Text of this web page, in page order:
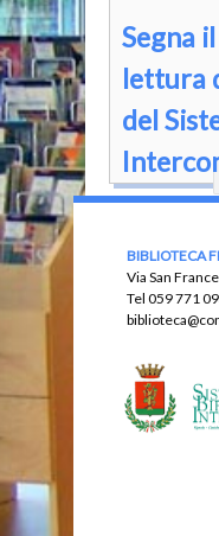
Segna
lettura
del
BIBLIOTECA
Via San
Tel 059 771